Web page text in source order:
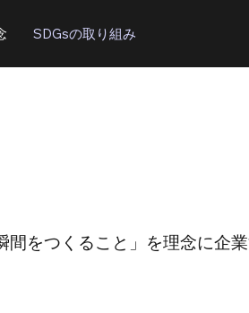
SDGsの取り組み
間をつくること」を理念に企